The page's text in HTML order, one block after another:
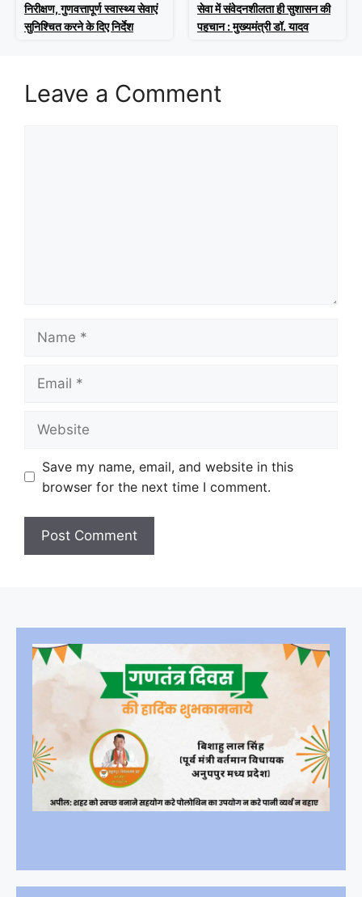
निरीक्षण, गुणवत्तापूर्ण स्वास्थ्य सेवाएं
सुनिश्चित करने के दिए निर्देश
सेवा में संवेदनशीलता ही सुशासन की
पहचान : मुख्यमंत्री डॉ. यादव
Leave a Comment
Save my name, email, and website in this
browser for the next time I comment.